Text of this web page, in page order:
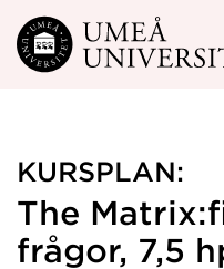
Hoppa direkt till
KURSPLAN:
The
frågor, 7,5